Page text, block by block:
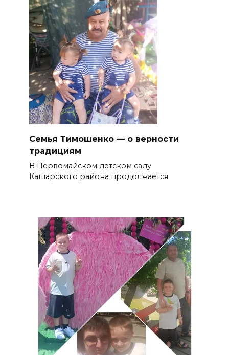
Семья Тимошенко — о верности
традициям
В Первомайском детском саду
Кашарского района продолжается